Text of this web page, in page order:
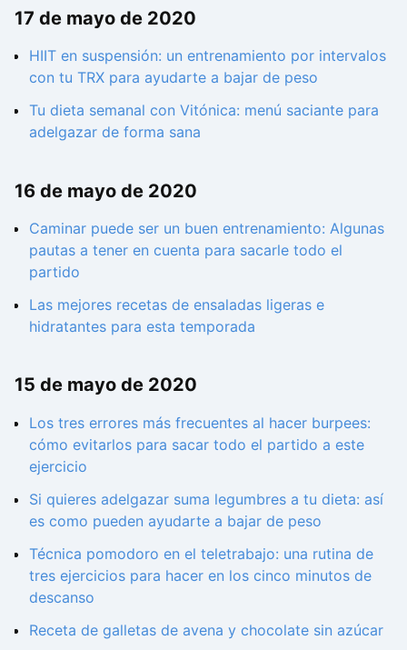
17 de mayo de 2020
HIIT en suspensión: un entrenamiento por intervalos
con tu TRX para ayudarte a bajar de peso
Tu dieta semanal con Vitónica: menú saciante para
adelgazar de forma sana
16 de mayo de 2020
Caminar puede ser un buen entrenamiento: Algunas
pautas a tener en cuenta para sacarle todo el
partido
Las mejores recetas de ensaladas ligeras e
hidratantes para esta temporada
15 de mayo de 2020
Los tres errores más frecuentes al hacer burpees:
cómo evitarlos para sacar todo el partido a este
ejercicio
Si quieres adelgazar suma legumbres a tu dieta: así
es como pueden ayudarte a bajar de peso
Técnica pomodoro en el teletrabajo: una rutina de
tres ejercicios para hacer en los cinco minutos de
descanso
Receta de galletas de avena y chocolate sin azúcar